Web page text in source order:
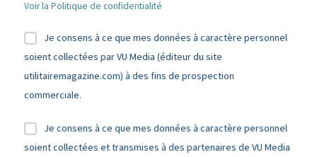
Voir la Politique de confidentialité
Je consens à ce que mes données à caractère personnel
soient collectées par VU Media (éditeur du site
utilitairemagazine.com) à des fins de prospection
commerciale.
Je consens à ce que mes données à caractère personnel
soient collectées et transmises à des partenaires de VU Media